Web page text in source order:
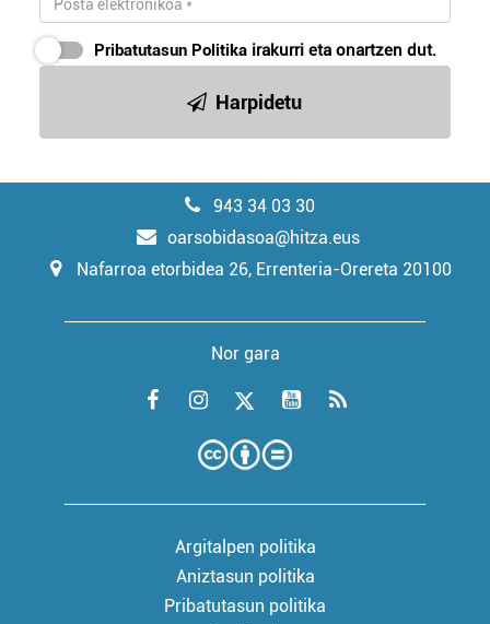
Pribatutasun Politika irakurri eta onartzen dut.
Harpidetu
943 34 03 30
oarsobidasoa@hitza.eus
Nafarroa etorbidea 26, Errenteria-Orereta 20100
Nor gara
Argitalpen politika
Aniztasun politika
Pribatutasun politika